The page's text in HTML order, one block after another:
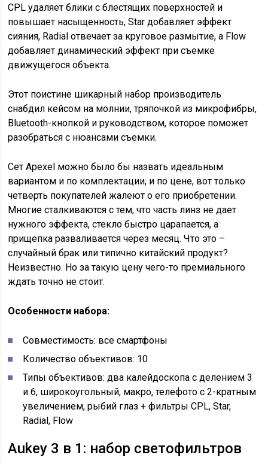
CPL удаляет блики с блестящих поверхностей и
повышает насыщенность, Star добавляет эффект
сияния, Radial отвечает за круговое размытие, а Flow
добавляет динамический эффект при съемке
движущегося объекта.
Этот поистине шикарный набор производитель
снабдил кейсом на молнии, тряпочкой из микрофибры,
Bluetooth-кнопкой и руководством, которое поможет
разобраться с нюансами съемки.
Сет Apexel можно было бы назвать идеальным
вариантом и по комплектации, и по цене, вот только
четверть покупателей жалеют о его приобретении.
Многие сталкиваются с тем, что часть линз не дает
нужного эффекта, стекло быстро царапается, а
прищепка разваливается через месяц. Что это –
случайный брак или типично китайский продукт?
Неизвестно. Но за такую цену чего-то премиального
ждать точно не стоит.
Особенности набора:
Совместимость: все смартфоны
Количество объективов: 10
Типы объективов: два калейдоскопа с делением 3
и 6, широкоугольный, макро, телефото с 2-кратным
увеличением, рыбий глаз + фильтры CPL, Star,
Radial, Flow
Aukey 3 в 1: набор светофильтров